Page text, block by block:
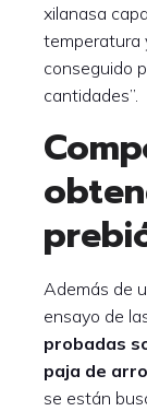
xilanasa
temperatura
conseguido
cantidades”.
Además de
ensayo de
probadas
paja de
se están